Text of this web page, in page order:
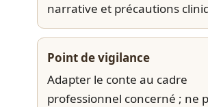
narrative et précautions
Point de vigilance
Adapter le conte au cadre
professionnel concerné ; ne